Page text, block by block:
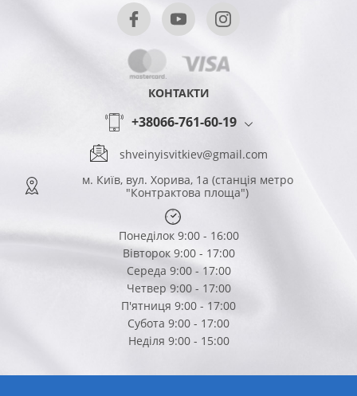
КОНТАКТИ
+38066-761-60-19
shveinyisvitkiev@gmail.com
м. Київ, вул. Хорива, 1а (станція метро
"Контрактова площа")
Понеділок 9:00 - 16:00
Вівторок 9:00 - 17:00
Середа 9:00 - 17:00
Четвер 9:00 - 17:00
П'ятниця 9:00 - 17:00
Субота 9:00 - 17:00
Неділя 9:00 - 15:00